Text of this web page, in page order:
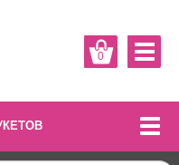
0